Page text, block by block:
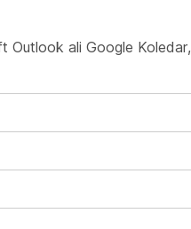
Outlook ali Google Koledar,